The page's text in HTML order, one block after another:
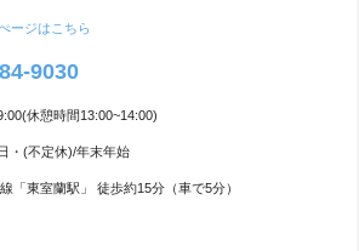
ージはこちら
9030
休憩時間13:00~14:00)
・(不定休)/年末年始
「東室蘭駅」 徒歩約15分（車で5分）